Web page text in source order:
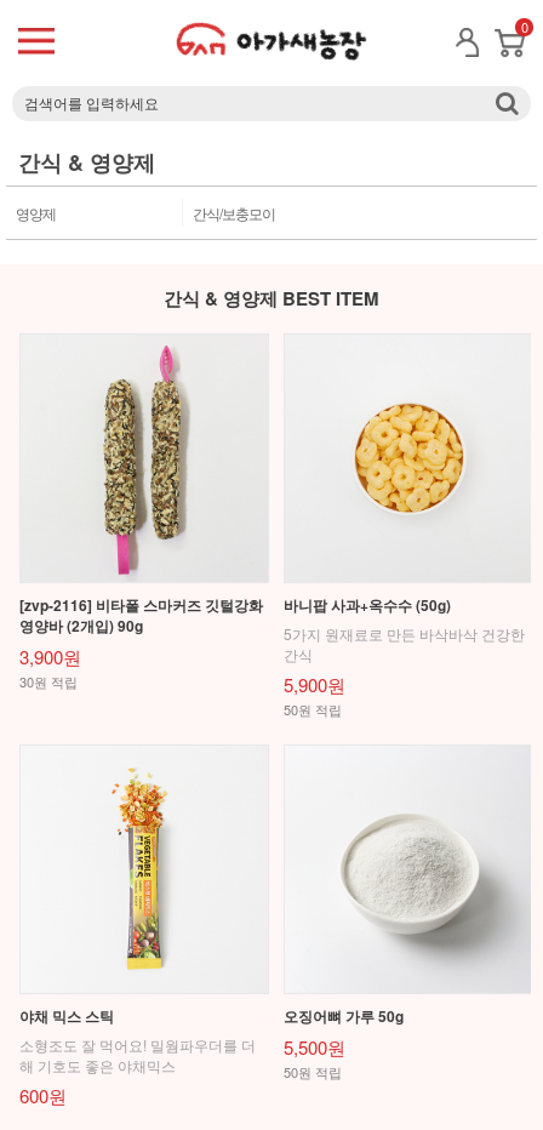
0
간식 & 영양제
영양제 간식/보충모이
간식 & 영양제 BEST ITEM
[zvp-2116] 비타폴 스마커즈 깃털강화
영양바 (2개입) 90g
3,900원
30원 적립
바니팝 사과+옥수수 (50g)
5가지 원재료로 만든 바삭바삭 건강한
간식
5,900원
50원 적립
야채 믹스 스틱
소형조도 잘 먹어요! 밀웜파우더를 더
해 기호도 좋은 야채믹스
600원
오징어뼈 가루 50g
5,500원
50원 적립